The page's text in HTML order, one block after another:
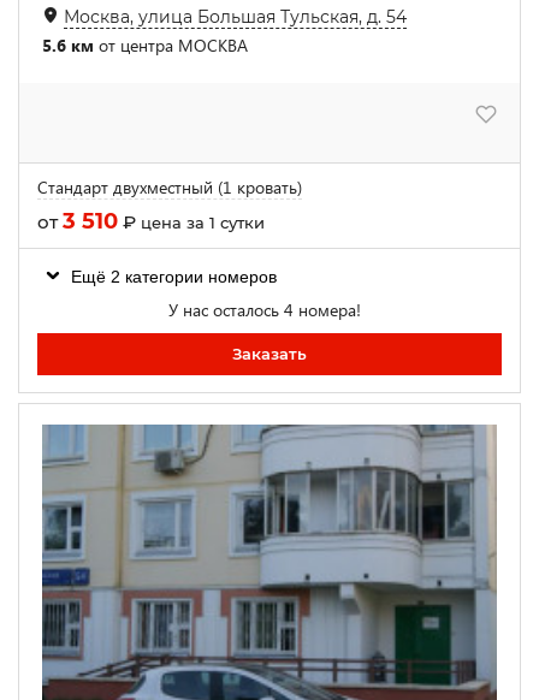
Москва, улица Большая Тульская, д. 54
5.6 км от центра МОСКВА
Стандарт двухместный (1 кровать)
от3 510 ₽ цена за 1 сутки
Ещё 2 категории номеров
У нас осталось 4 номера!
Заказать